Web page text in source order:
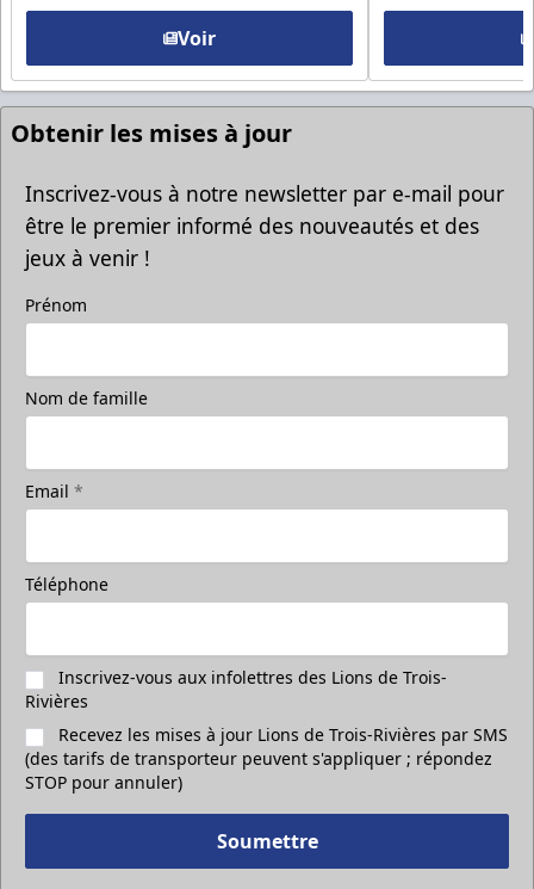
Voir
Obtenir les mises à jour
Inscrivez-vous à notre newsletter par e-mail pour
être le premier informé des nouveautés et des
jeux à venir !
Prénom
Nom de famille
Email *
Téléphone
Inscrivez-vous aux infolettres des Lions de Trois-
Rivières
Recevez les mises à jour Lions de Trois-Rivières par SMS
(des tarifs de transporteur peuvent s'appliquer ; répondez
STOP pour annuler)
Soumettre